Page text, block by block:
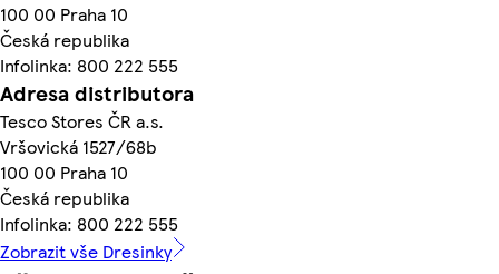
100 00 Praha 10
Česká republika
Infolinka: 800 222 555
Adresa distributora
Tesco Stores ČR a.s.
Vršovická 1527/68b
100 00 Praha 10
Česká republika
Infolinka: 800 222 555
Zobrazit vše Dresinky